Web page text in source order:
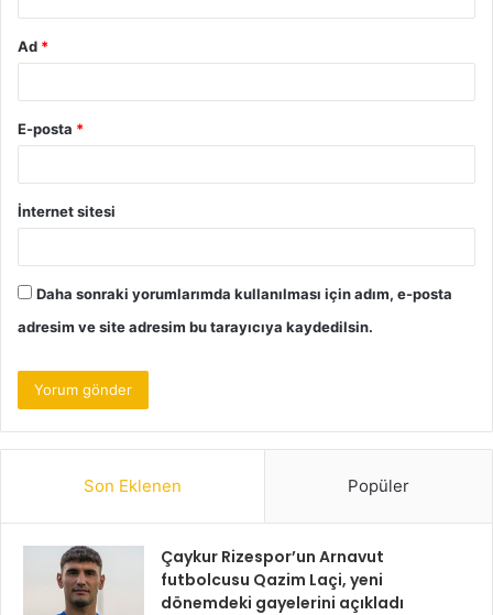
Ad *
E-posta *
İnternet sitesi
Daha sonraki yorumlarımda kullanılması için adım, e-posta
adresim ve site adresim bu tarayıcıya kaydedilsin.
Son Eklenen Popüler
Çaykur Rizespor’un Arnavut
futbolcusu Qazim Laçi, yeni
dönemdeki gayelerini açıkladı